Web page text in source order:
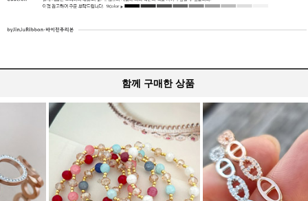
함께 구매한 상품